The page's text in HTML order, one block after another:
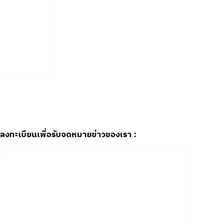
ลงทะเบียนเพื่อรับจดหมายข่าวของเรา :